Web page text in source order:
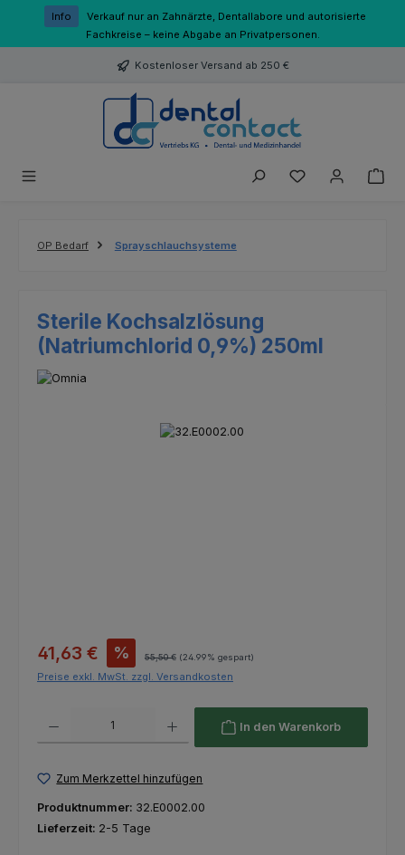
Zum Hauptinhalt springen
Info
Verkauf nur an Zahnärzte, Dentallabore und autorisierte
Fachkreise – keine Abgabe an Privatpersonen.
Kostenloser Versand ab 250 €
Du hast 0
OP Bedarf Sprayschlauchsysteme
Sterile Kochsalzlösung
(Natriumchlorid 0,9%) 250ml
Bildergalerie überspringen
Verkaufspreis:
41,63 € % Regulärer Preis:
55,50 € (24.99% gespart)
Preise exkl. MwSt. zzgl. Versandkosten
In den Warenkorb
Zum Merkzettel hinzufügen
Produktnummer: 32.E0002.00
Lieferzeit: 2-5 Tage